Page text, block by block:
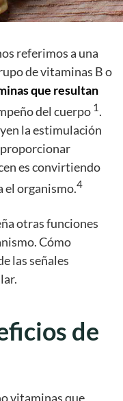
referimos a una
de vitaminas B o
que resultan
del cuerpo 1 .
la estimulación
proporcionar
es convirtiendo
el organismo.4
otras funciones
Cómo
las señales
de
vitaminas que